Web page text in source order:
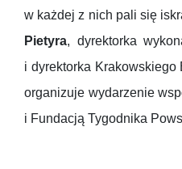
w każdej z nich pali się
Pietyra, dyrektorka
i dyrektorka
organizuje wydarzenie
i Fundacją Tygodnika